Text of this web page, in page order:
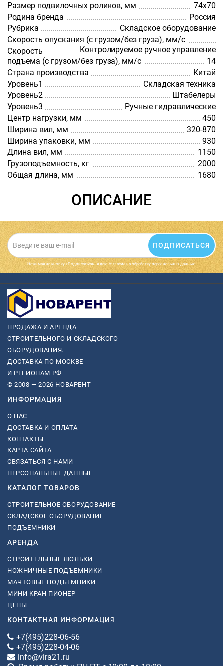
Размер подвилочных роликов, мм
74х70
Родина бренда
Россия
Рубрика
Складское оборудование
Скорость опускания (с грузом/без груза), мм/с
Контролируемое ручное управление
Скорость
подъема (с грузом/без груза), мм/с
14
Страна производства
Китай
Уровень1
Складская техника
Уровень2
Штабелеры
Уровень3
Ручные гидравлические
Центр нагрузки, мм
450
Ширина вил, мм
320-870
Ширина упаковки, мм
930
Длина вил, мм
1150
Грузоподъемность, кг
2000
Общая длина, мм
1680
ОПИСАНИЕ
ПОДПИСАТЬСЯ
Нажимая на кнопку «Подписаться», я даю cогласие на обработку персональных данных.
ПРОДАЖА И АРЕНДА
СТРОИТЕЛЬНОГО И СКЛАДСКОГО
ОБОРУДОВАНИЯ.
ДОСТАВКА ПО МОСКВЕ
И РЕГИОНАМ РФ
© 2008 — 2026 НОВАРЕНТ
ИНФОРМАЦИЯ
О НАС
ДОСТАВКА И ОПЛАТА
КОНТАКТЫ
КАРТА САЙТА
СВЯЗАТЬСЯ С НАМИ
ПЕРСОНАЛЬНЫЕ ДАННЫЕ
КАТАЛОГ ТОВАРОВ
СТРОИТЕЛЬНОЕ ОБОРУДОВАНИЕ
СКЛАДСКОЕ ОБОРУДОВАНИЕ
ПОДЪЕМНИКИ
АРЕНДА
СТРОИТЕЛЬНЫЕ ЛЮЛЬКИ
НОЖНИЧНЫЕ ПОДЪЕМНИКИ
МАЧТОВЫЕ ПОДЪЕМНИКИ
МИНИ КРАН ПИОНЕР
ЦЕНЫ
КОНТАКТНАЯ ИНФОРМАЦИЯ
+7(495)228-06-56
+7(495)228-04-06
info@vira21.ru